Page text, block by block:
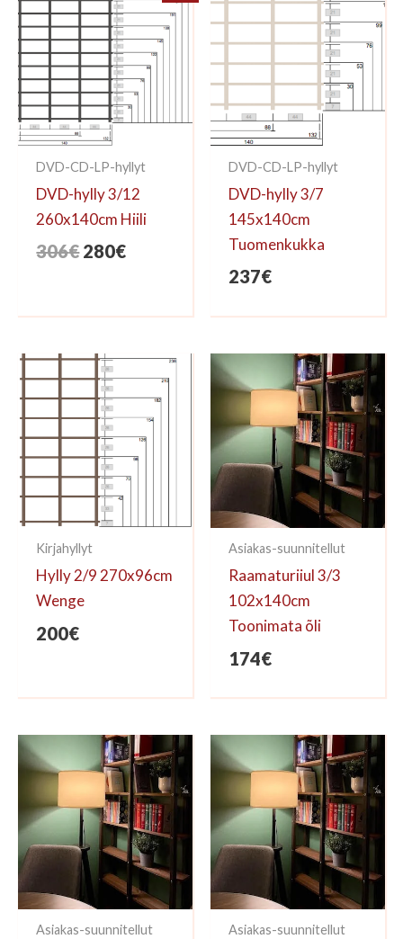
DVD-CD-LP-hyllyt
DVD-hylly 3/12
260x140cm Hiili
306€Alkuperäinen
306€.
280€Nykyinen
280€.
DVD-CD-LP-hyllyt
DVD-hylly 3/7
145x140cm
Tuomenkukka
237€
Kirjahyllyt
Hylly 2/9 270x96cm
Wenge
200€
Asiakas-suunnitellut
Raamaturiiul 3/3
102x140cm
Toonimata õli
174€
Asiakas-suunnitellut Asiakas-suunnitellut